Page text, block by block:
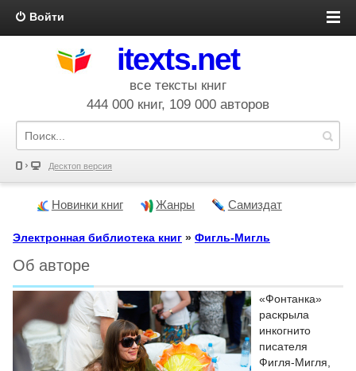
Войти
itexts.net
все тексты книг
444 000 книг, 109 000 авторов
Десктоп версия
Новинки книг Жанры Самиздат
Электронная библиотека книг » Фигль-Мигль
Об авторе
«Фонтанка»
раскрыла
инкогнито
писателя
Фигля-Мигля,